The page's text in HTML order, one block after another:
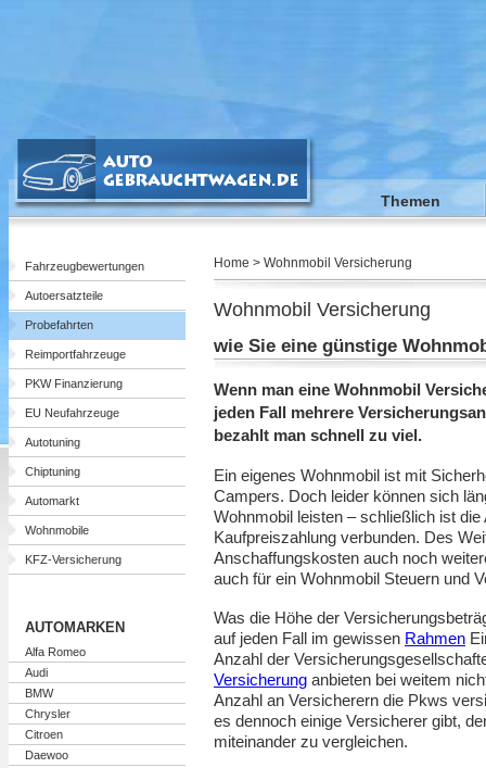
Themen
Fahrzeugbewertungen
Autoersatzteile
Probefahrten
Reimportfahrzeuge
PKW Finanzierung
EU Neufahrzeuge
Autotuning
Chiptuning
Automarkt
Wohnmobile
KFZ-Versicherung
AUTOMARKEN
Alfa Romeo
Audi
BMW
Chrysler
Citroen
Daewoo
Home > Wohnmobil Versicherung
Wohnmobil Versicherung
wie Sie eine günstige
Wenn man eine Wohnmobil
jeden Fall mehrere
bezahlt man schnell zu viel.
Ein eigenes Wohnmobil ist mit
Campers. Doch leider können sich
Wohnmobil leisten – schließlich ist
Kaufpreiszahlung verbunden. Des
Anschaffungskosten auch noch
auch für ein Wohnmobil Steuern und
Was die Höhe der
auf jeden Fall im gewissen Rahmen
Anzahl der
Versicherung anbieten bei weitem
Anzahl an Versicherern die Pkws
es dennoch einige Versicherer gibt,
miteinander zu vergleichen.